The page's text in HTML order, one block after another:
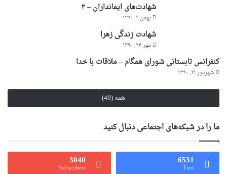
شهادت‌های ایمانداران – ۳
بهمن ۲, ۱۳۹۰
شهادت زندگی زهرا
مهر ۲۴, ۱۳۹۰
کنفرانس تابستانی شورای همگام – ملاقات با خدا
شهریور ۲۱, ۱۳۹۰
همه (40)
ما را در شبکه‌های اجتماعی دنبال کنید
6531
Fans
3040
Subscribers